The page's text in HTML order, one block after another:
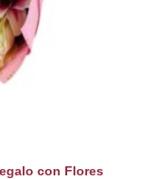
con Flores